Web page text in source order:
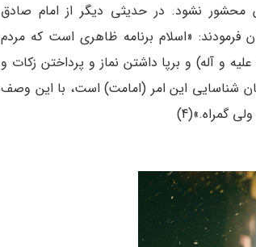
محشور نشود. در حدیثی دیگر از امام صادق
فرمودند: «اسلام برنامه ظاهری است که مردم
و آله) و برپا داشتن نماز و پرداختن زکات و
شناسایی این امر (امامت) است، با این وصف
گمراه.»(4)